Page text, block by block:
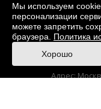
© 2026
При
Адрес:
Мы используем
персонализации
можете запретить
браузера. Политика
Хорошо